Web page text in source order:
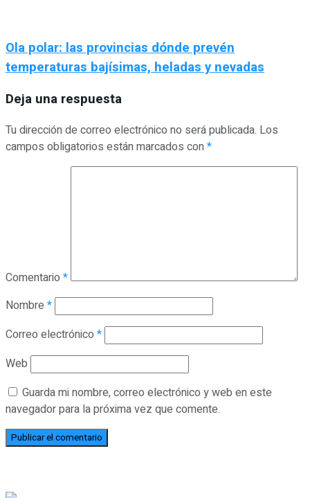
Ola polar: las provincias dónde prevén
temperaturas bajísimas, heladas y nevadas
Deja una respuesta
Tu dirección de correo electrónico no será publicada. Los
campos obligatorios están marcados con*
Comentario *
Nombre *
Correo electrónico *
Web
Guarda mi nombre, correo electrónico y web en este
navegador para la próxima vez que comente.